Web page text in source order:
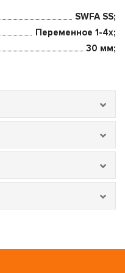
SWFA SS;
Переменное 1-4x;
30 мм;